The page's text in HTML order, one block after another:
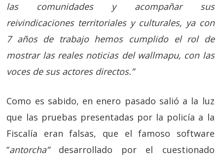
las comunidades y acompañar sus
reivindicaciones territoriales y culturales, ya con
7 años de trabajo hemos cumplido el rol de
mostrar las reales noticias del wallmapu, con las
voces de sus actores directos.”
Como es sabido, en enero pasado salió a la luz
que las pruebas presentadas por la policía a la
Fiscalía eran falsas, que el famoso software
“antorcha”desarrollado por el cuestionado